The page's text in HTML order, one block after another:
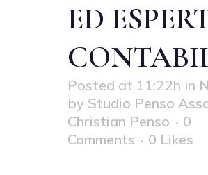
ED
Posted at 11:22h in
by Studio Penso
Christian Penso
0
Comments
0 Likes